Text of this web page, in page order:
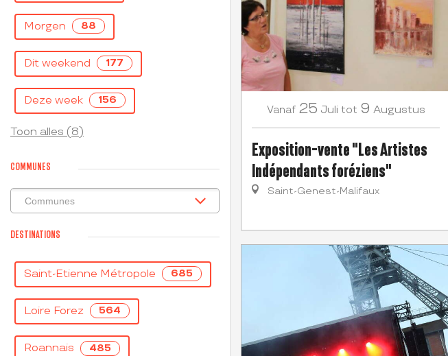
Morgen 88
Dit weekend 177
Deze week 156
Toon alles (8)
COMMUNES
DESTINATIONS
Saint-Etienne Métropole 685
Loire Forez 564
Roannais 485
Vanaf 25 Juli tot 9 Augustus
Exposition-vente "Les Artistes
Indépendants foréziens"
Saint-Genest-Malifaux